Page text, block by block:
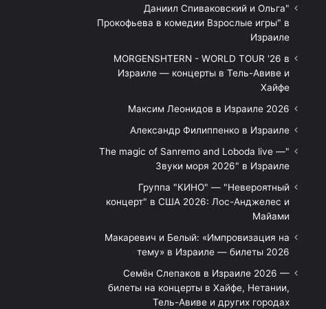
"Даниил Спиваковский и Ольга
Прокофьева в комедии Взрослые игры" в
Израиле
MORGENSHTERN - WORLD TOUR '26 в
Израиле — концерты в Тель-Авиве и
Хайфе
Максим Леонидов в Израиле 2026
Александр Филиппенко в Израиле
"The magic of Sanremo and Loboda live —
Звуки моря 2026" в Израиле
Группа "КИНО" — "Невероятный
концерт" в США 2026: Лос-Анджелес и
Майами
Макаревич и Белый: «Импровизация на
тему» в Израиле — билеты 2026
Семён Слепаков в Израиле 2026 —
билеты на концерты в Хайфе, Нетании,
Тель-Авиве и других городах